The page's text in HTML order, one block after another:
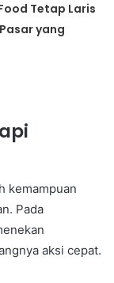
Tetap Laris
yang
kemampuan
Pada
aksi cepat.